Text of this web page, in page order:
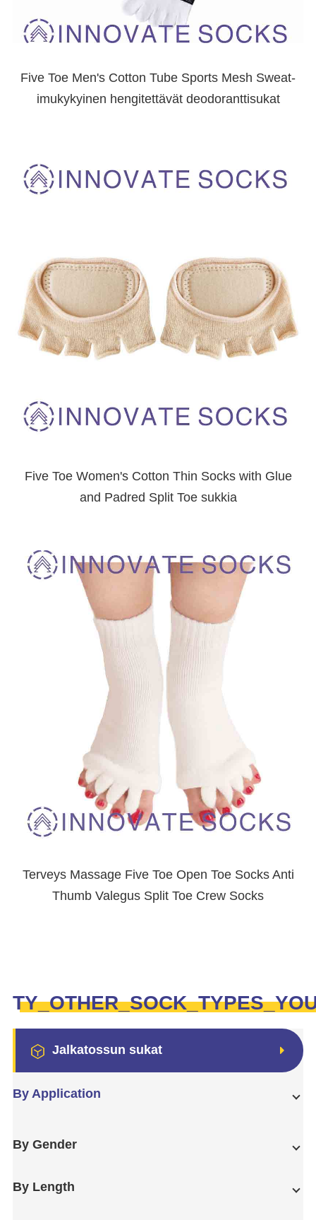
Five Toe Men's Cotton Tube Sports Mesh Sweat-
imukykyinen hengitettävät deodoranttisukat
Five Toe Women's Cotton Thin Socks with Glue
and Padred Split Toe sukkia
Terveys Massage Five Toe Open Toe Socks Anti
Thumb Valegus Split Toe Crew Socks
Jalkatossun sukat
By Application
By Gender
By Length